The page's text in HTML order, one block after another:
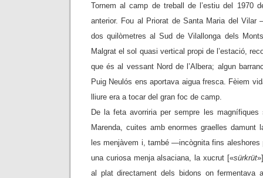
Tornem al camp de treball de l’estiu del 1970
anterior. Fou al Priorat de Santa Maria del
dos quilòmetres al Sud de Vilallonga dels
Malgrat el sol quasi vertical propi de l’estació,
que és al vessant Nord de l’Albera; algun
Puig Neulós ens aportava aigua fresca. Fèiem
lliure era a tocar del gran foc de camp.
De la feta avorriria per sempre les
Marenda, cuites amb enormes graelles damunt
les menjàvem i, també —incògnita fins
una curiosa menja alsaciana, la xucrut [«sürkrüt
al plat directament dels bidons on fermentava